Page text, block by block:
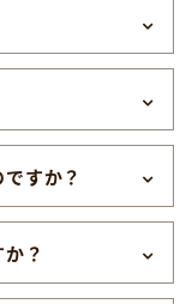
すか？
？